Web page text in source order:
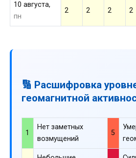
10 августа,
пн
2 2 2 2
🔢 Расшифровка
геомагнитной
1
Нет заметных
возмущений
5